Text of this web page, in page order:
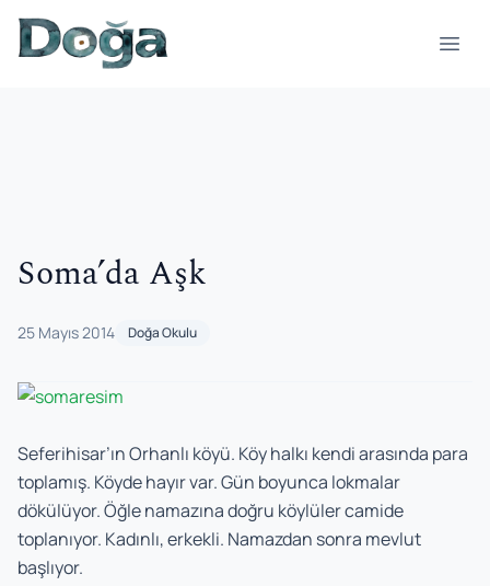
İçeriğe geç
Soma’da Aşk
25 Mayıs 2014 Doğa Okulu
Seferihisar’ın Orhanlı köyü. Köy halkı kendi arasında para
toplamış. Köyde hayır var. Gün boyunca lokmalar
dökülüyor. Öğle namazına doğru köylüler camide
toplanıyor. Kadınlı, erkekli. Namazdan sonra mevlut
başlıyor.